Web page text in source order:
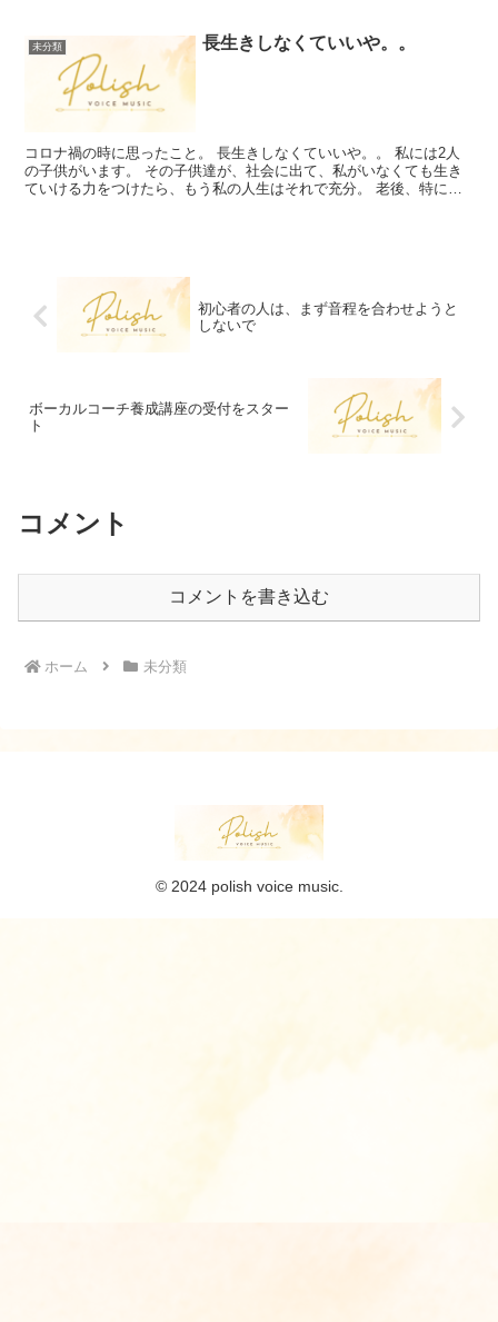
未分類 長生きしなくていいや。。
コロナ禍の時に思ったこと。 長生きしなくていいや。。 私には2人
の子供がいます。 その子供達が、社会に出て、私がいなくても生き
ていける力をつけたら、もう私の人生はそれで充分。 老後、特にし
初心者の人は、まず音程を合わせようと
しないで
ボーカルコーチ養成講座の受付をスター
ト
コメント
コメントを書き込む
ホーム 未分類
© 2024 polish voice music.